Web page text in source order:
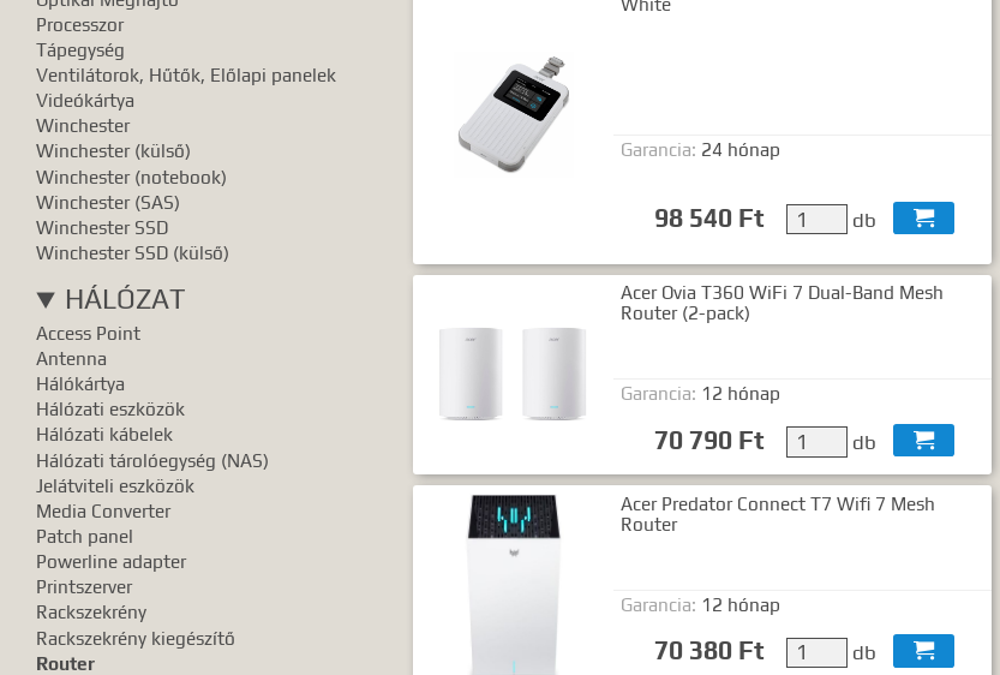
Pontos egyezéshez mindkét esetben használhatja az idézőjeleket:
Processzor
Tápegység
Ventilátorok, Hűtők, Előlapi panelek
Videókártya
Winchester
Winchester (külső)
Winchester (notebook)
Winchester (SAS)
Winchester SSD
Winchester SSD (külső)
HÁLÓZAT
Access Point
Antenna
Hálókártya
Hálózati eszközök
Hálózati kábelek
Hálózati tárolóegység (NAS)
Jelátviteli eszközök
Media Converter
Patch panel
Powerline adapter
Printszerver
Rackszekrény
Rackszekrény kiegészítő
Router
White
Garancia: 24 hónap
98 540 Ft db 
Acer Ovia T360 WiFi 7 Dual-Band Mesh
Router (2-pack)
Garancia: 12 hónap
70 790 Ft db 
Acer Predator Connect T7 Wifi 7 Mesh
Router
Garancia: 12 hónap
70 380 Ft db 